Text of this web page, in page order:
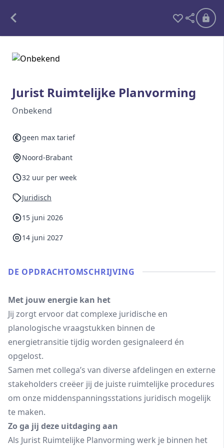
Alle opdrachten
Detachering
Interim opdrachten statistiek
Jurist Ruimtelijke Planvorming
Onbekend
geen max tarief
Noord-Brabant
32 uur per week
Juridisch
15 juni 2026
14 juni 2027
DE OPDRACHT­OMSCHRIJVING
Met jouw energie kan het
Jij zorgt ervoor dat complexe juridische en
planologische vraagstukken binnen de
energietransitie tijdig worden gesignaleerd én
opgelost.
Samen met collega’s van diverse afdelingen en externe
stakeholders creëer jij de juiste ruimtelijke procedures
om onze middenspanningsstations juridisch mogelijk
te maken.
Zo ga jij deze uitdaging aan
Als Jurist Ruimtelijke Planvorming werk je binnen het